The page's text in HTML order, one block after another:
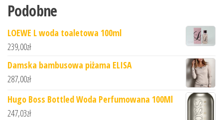
Podobne
LOEWE L woda toaletowa 100ml
239,00zł
Damska bambusowa piżama ELISA
287,00zł
Hugo Boss Bottled Woda Perfumowana 100Ml
247,03zł